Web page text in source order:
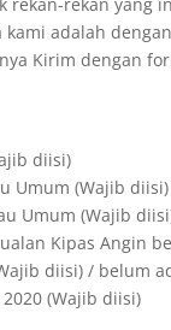
kami adalah dengan
Kirim dengan
diisi)
Umum (Wajib diisi)
Umum (Wajib
Kipas Angin
diisi) / belum
(Wajib diisi)